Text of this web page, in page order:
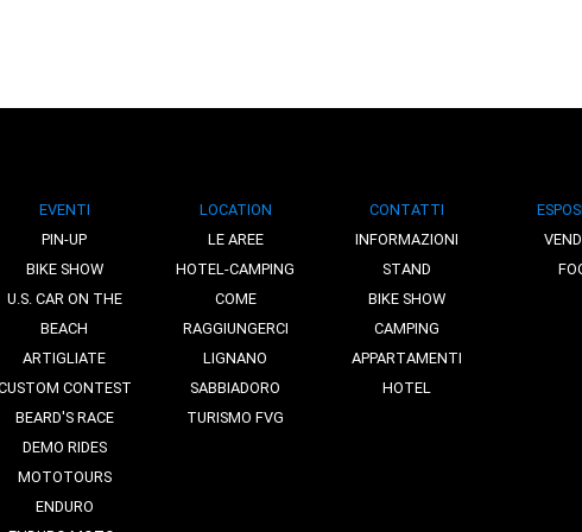
EVENTI
PIN-UP
BIKE SHOW
U.S. CAR ON THE
BEACH
ARTIGLIATE
CONTEST
BEARD'S RACE
DEMO RIDES
MOTOTOURS
ENDURO
LOCATION
LE AREE
HOTEL-CAMPING
COME
RAGGIUNGERCI
LIGNANO
SABBIADORO
TURISMO FVG
CONTATTI
INFORMAZIONI
STAND
BIKE SHOW
CAMPING
APPARTAMENTI
HOTEL